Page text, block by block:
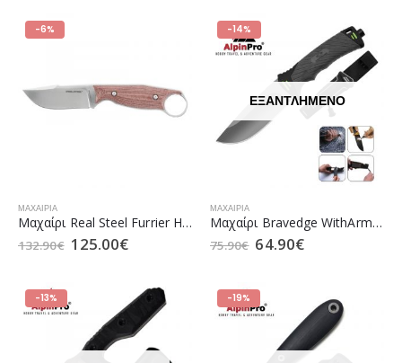
-6%
ΜΑΧΑΊΡΙΑ
Μαχαίρι Real Steel Furrier Harpoon Burgundy Micarta (5.0238)
132.90€ 125.00€
-14%
ΕΞΑΝΤΛΗΜΈΝΟ
ΜΑΧΑΊΡΙΑ
Mαχαίρι Bravedge WithArmour AlpinPro (WA-001BG)
75.90€ 64.90€
-13% -19%